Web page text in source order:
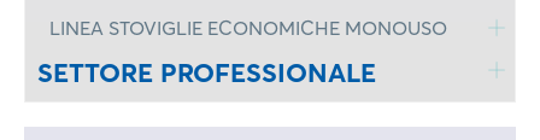
LINEA STOVIGLIE ECONOMICHE MONOUSO
SETTORE PROFESSIONALE